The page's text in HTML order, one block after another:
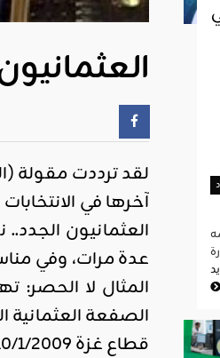
لقد ترددت مقولة
العثمانيون
عدة مرات، وفي
الصفعة العثمانية